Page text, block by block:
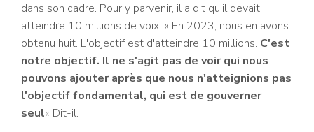
dans son cadre. Pour y parvenir, il a dit qu'il devait
atteindre 10 millions de voix. « En 2023, nous en avons
obtenu huit. L'objectif est d'atteindre 10 millions. C'est
notre objectif. Il ne s'agit pas de voir qui nous
pouvons ajouter après que nous n'atteignions pas
l'objectif fondamental, qui est de gouverner
seul« Dit-il.